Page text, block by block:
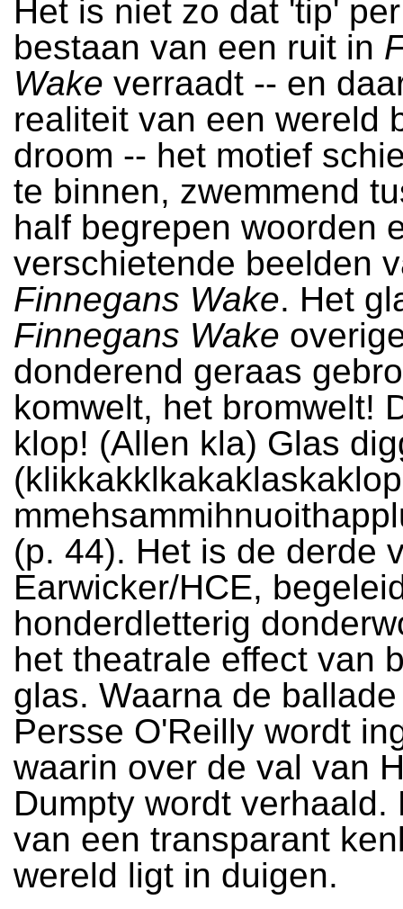
Het is niet zo dat 'tip'
bestaan van een ruit in
Wake verraadt -- en
realiteit van een wereld
droom -- het motief
te binnen, zwemmend
half begrepen woorden
verschietende beelden
Finnegans Wake. Het
Finnegans Wake
donderend geraas
komwelt, het bromwelt!
klop! (Allen kla) Glas
(p. 44). Het is de derde
Earwicker/HCE,
honderdletterig
het theatrale effect van
glas. Waarna de
Persse O'Reilly wordt
waarin over de val van
Dumpty wordt verhaald.
van een transparant
wereld ligt in duigen.